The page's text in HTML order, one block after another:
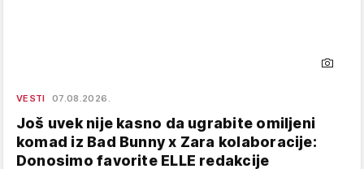
VESTI 07.08.2026.
Još uvek nije kasno da ugrabite omiljeni
komad iz Bad Bunny x Zara kolaboracije:
Donosimo favorite ELLE redakcije